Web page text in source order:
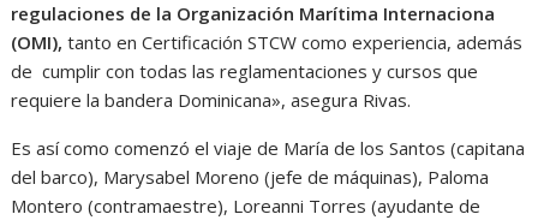
regulaciones de la Organización Marítima Internaciona
(OMI), tanto en Certificación STCW como experiencia, además
de cumplir con todas las reglamentaciones y cursos que
requiere la bandera Dominicana», asegura Rivas.
Es así como comenzó el viaje de María de los Santos (capitana
del barco), Marysabel Moreno (jefe de máquinas), Paloma
Montero (contramaestre), Loreanni Torres (ayudante de